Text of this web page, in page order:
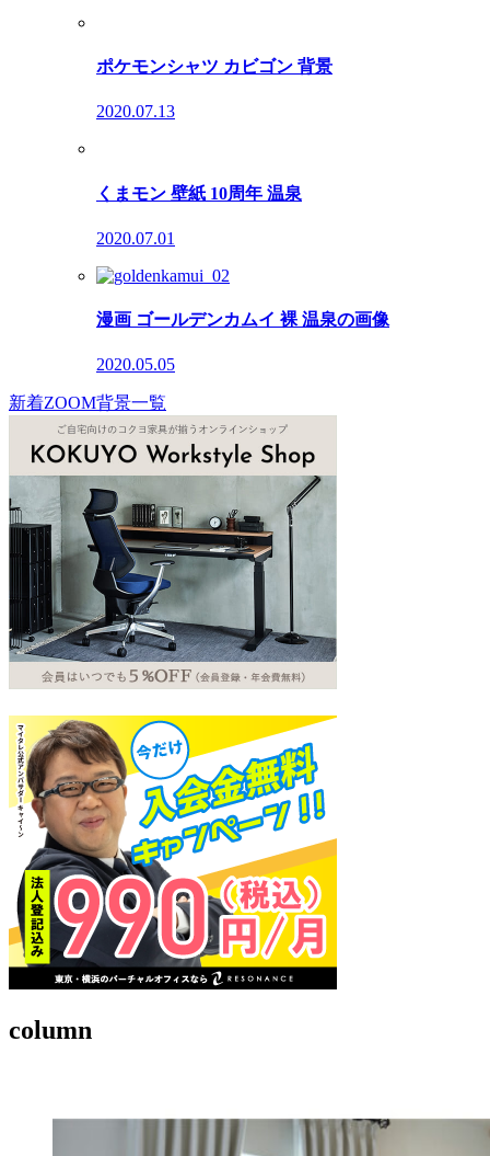
ポケモンシャツ カビゴン 背景
2020.07.13
くまモン 壁紙 10周年 温泉
2020.07.01
漫画 ゴールデンカムイ 裸 温泉の画像
2020.05.05
新着ZOOM背景一覧
column